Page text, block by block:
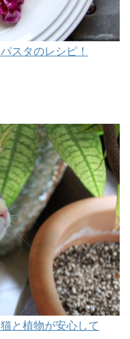
スタのレシピ！
と植物が安心して